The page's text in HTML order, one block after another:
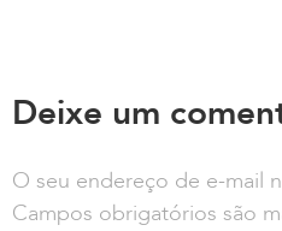
Deixe um
O seu endereço de e-mail
Campos obrigatórios são